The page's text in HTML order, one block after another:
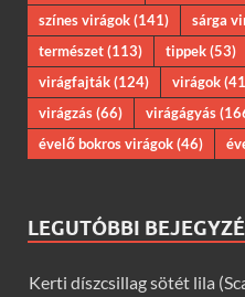
színes virágok(141) sárga
természet(113) tippek(53)
virágfajták(124) virágok
virágzás(66) virágágyás
évelő bokros virágok(46)
LEGUTÓBBI
Kerti díszcsillag sötét lila